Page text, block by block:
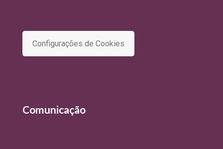
Configurações de Cookies
Comunicação